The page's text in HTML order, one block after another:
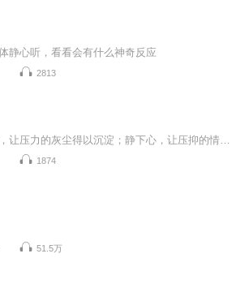
静心听，看看会有什么神奇反应
2813
1874
51.5万